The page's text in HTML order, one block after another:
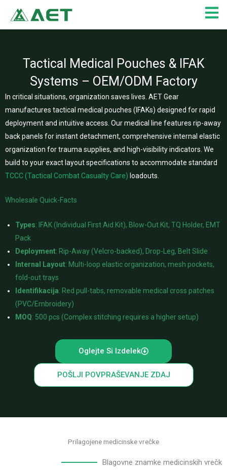
content
Tactical Medical Pouches & IFAK
Systems – OEM/ODM Factory
In critical situations, organization saves lives. AET Gear
manufactures tactical medical pouches (IFAKs) designed for rapid
deployment and intuitive access. Our medical line features rip-away
back panels for instant detachment, comprehensive internal elastic
organization for trauma supplies, and high-visibility indicators. We
build to your exact layout specifications to accommodate standard
TCCC (Tactical Combat Casualty Care) loadouts.
Wholesale Quick-Facts
Types: IFAK (Individual First Aid Kit), Blow-Out Kit, TQ Holder, EMT
Pack
Deployment: Rip-Away (Velcro-backed), Drop-Leg, Belt Slide
Internal Layout: Multi-loop elastic organization, mesh pockets,
fold-out trays
Identifikacija: Red pull-tabs, removable medical cross patches
(PVC/Embroidery)
MOQ: 500 pcs (Complex stitching requires a higher setup)
Oglejte Si Izdelek
POŠLJI POVPRAŠEVANJE ZDAJ
Prilagojene medicinske vrečke
Blagovne znamke medicinskih vrečk